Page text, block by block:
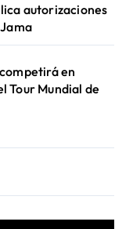
autorizaciones
en
Tour Mundial de